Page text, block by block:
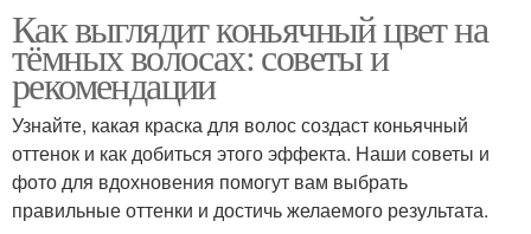
Как выглядит коньячный цвет на
тёмных волосах: советы и
рекомендации
Узнайте, какая краска для волос создаст коньячный
оттенок и как добиться этого эффекта. Наши советы и
фото для вдохновения помогут вам выбрать
правильные оттенки и достичь желаемого результата.